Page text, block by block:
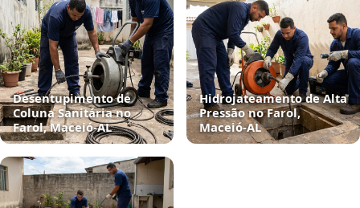
Desentupimento de
Coluna Sanitária no
Farol, Maceió‑AL
Hidrojateamento de Alta
Pressão no Farol,
Maceió‑AL